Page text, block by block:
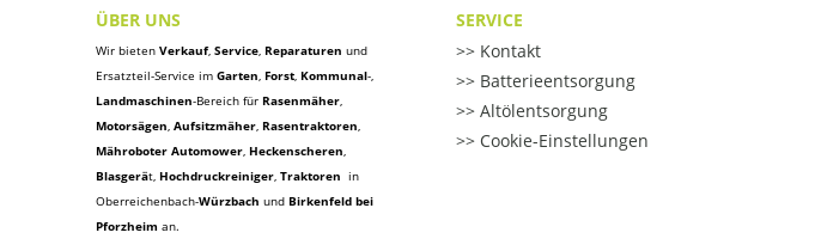
ÜBER UNS
Wir bieten Verkauf, Service, Reparaturen und
Ersatzteil-Service im Garten, Forst, Kommunal-,
Landmaschinen-Bereich für Rasenmäher,
Motorsägen, Aufsitzmäher, Rasentraktoren,
Mähroboter Automower, Heckenscheren,
Blasgerät, Hochdruckreiniger, Traktoren in
Oberreichenbach-Würzbach und Birkenfeld bei
Pforzheim an.
SERVICE
Kontakt
Batterieentsorgung
Altölentsorgung
Cookie-Einstellungen